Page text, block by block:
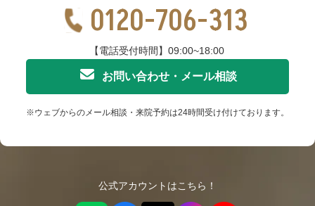
0120-706-313
【電話受付時間】09:00~18:00
お問い合わせ・メール相談
※ウェブからのメール相談・来院予約は24時間受け付けております。
公式アカウントはこちら！